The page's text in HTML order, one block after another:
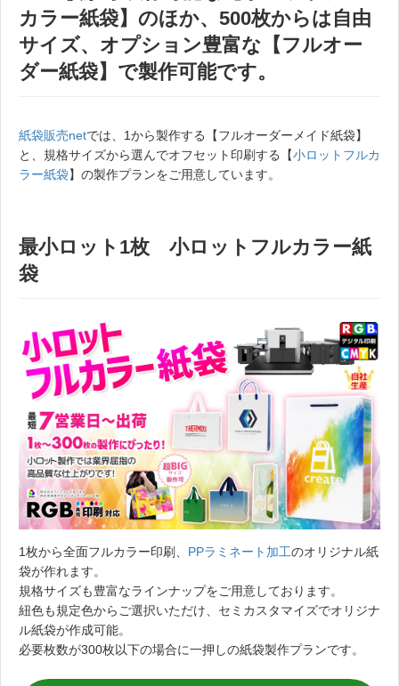
カラー紙袋】のほか、500枚からは自由
サイズ、オプション豊富な【フルオー
ダー紙袋】で製作可能です。
紙袋販売netでは、1から製作する【フルオーダーメイド紙袋】
と、規格サイズから選んでオフセット印刷する【小ロットフルカ
ラー紙袋】の製作プランをご用意しています。
最小ロット1枚 小ロットフルカラー紙
袋
1枚から全面フルカラー印刷、 PPラミネート加工のオリジナル紙
袋が作れます。
規格サイズも豊富なラインナップをご用意しております。
紐色も規定色からご選択いただけ、セミカスタマイズでオリジナ
ル紙袋が作成可能。
必要枚数が300枚以下の場合に一押しの紙袋製作プランです。